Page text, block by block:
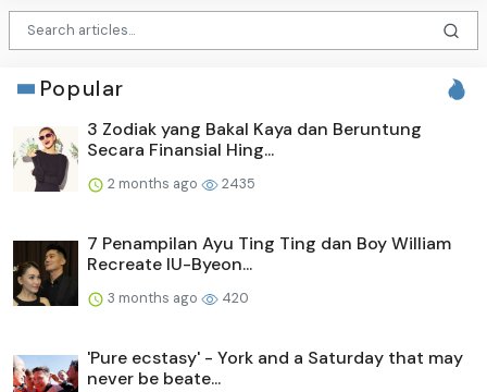
Popular
3 Zodiak yang Bakal Kaya dan Beruntung
Secara Finansial Hing...
2 months ago 2435
7 Penampilan Ayu Ting Ting dan Boy William
Recreate IU-Byeon...
3 months ago 420
'Pure ecstasy' - York and a Saturday that may
never be beate...